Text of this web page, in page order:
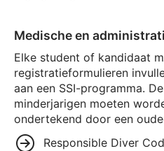
Medische en
Elke student of kandidaat
registratieformulieren
aan een SSI-programma.
minderjarigen moeten
ondertekend door een
Responsible Diver